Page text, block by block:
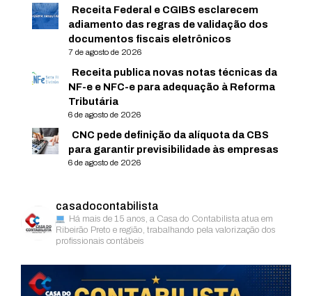
Receita Federal e CGIBS esclarecem
adiamento das regras de validação dos
documentos fiscais eletrônicos
7 de agosto de 2026
Receita publica novas notas técnicas da
NF-e e NFC-e para adequação à Reforma
Tributária
6 de agosto de 2026
CNC pede definição da alíquota da CBS
para garantir previsibilidade às empresas
6 de agosto de 2026
casadocontabilista
Há mais de 15 anos, a Casa do Contabilista atua em
Ribeirão Preto e região, trabalhando pela valorização dos
profissionais contábeis